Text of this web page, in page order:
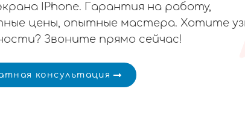
IPhone. Гарантия на работу,
цены, опытные мастера. Хотите
Звоните прямо сейчас!
консультация